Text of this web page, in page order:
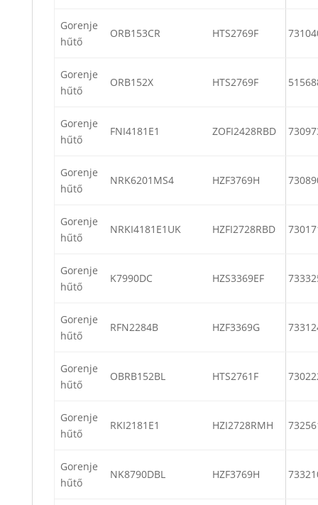
Gorenje
hűtő
ORB153CR HTS2769F
Gorenje
hűtő
ORB152X HTS2769F
Gorenje
hűtő
FNI4181E1 ZOFI2428RBD
Gorenje
hűtő
NRK6201MS4 HZF3769H
Gorenje
hűtő
NRKI4181E1UK HZFI2728RBD
Gorenje
hűtő
K7990DC HZS3369EF
Gorenje
hűtő
RFN2284B HZF3369G
Gorenje
hűtő
OBRB152BL HTS2761F
Gorenje
hűtő
RKI2181E1 HZI2728RMH
Gorenje
hűtő
NK8790DBL HZF3769H